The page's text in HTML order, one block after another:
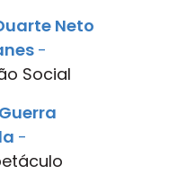
Neto
-
Social
-